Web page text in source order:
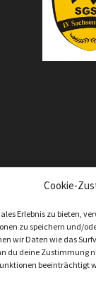
Cookie-
Erlebnis zu bieten,
zu speichern und/
wir Daten wie das
du deine Zustimmung
beeinträchtigt